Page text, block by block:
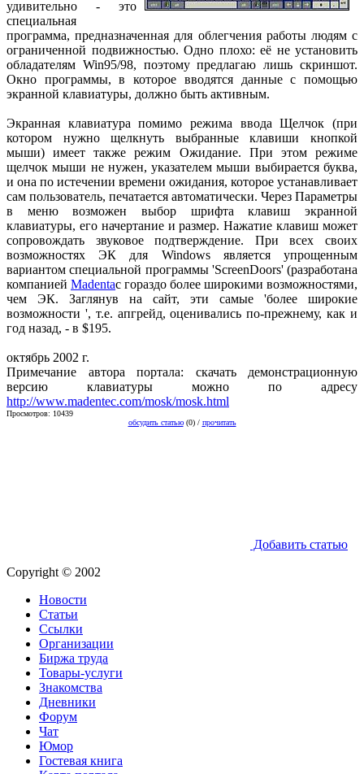
удивительно - это
специальная
программа, предназначенная для облегчения работы людям с
ограниченной подвижностью. Одно плохо: её не установить
обладателям Win95/98, поэтому предлагаю лишь скриншот.
Окно программы, в которое вводятся данные с помощью
экранной клавиатуры, должно быть активным.
Экранная клавиатура помимо режима ввода Щелчок (при
котором нужно щелкнуть выбранные клавиши кнопкой
мыши) имеет также режим Ожидание. При этом режиме
щелчок мыши не нужен, указателем мыши выбирается буква,
и она по истечении времени ожидания, которое устанавливает
сам пользователь, печатается автоматически. Через Параметры
в меню возможен выбор шрифта клавиш экранной
клавиатуры, его начертание и размер. Нажатие клавиш может
сопровождать звуковое подтверждение. При всех своих
возможностях ЭК для Windows является упрощенным
вариантом специальной программы 'ScreenDoors' (разработана
компанией Madentaс гораздо более широкими возможностями,
чем ЭК. Заглянув на сайт, эти самые 'более широкие
возможности ', т.е. апгрейд, оценивались по-прежнему, как и
год назад, - в $195.
октябрь 2002 г.
Примечание автора портала: скачать демонстрационную
версию клавиатуры можно по адресу
http://www.madentec.com/mosk/mosk.html
Просмотров: 10439
обсудить статью(0) / прочитать
Добавить статью
Copyright © 2002
Новости
Статьи
Ссылки
Организации
Биржа труда
Товары-услуги
Знакомства
Дневники
Форум
Чат
Юмор
Гостевая книга